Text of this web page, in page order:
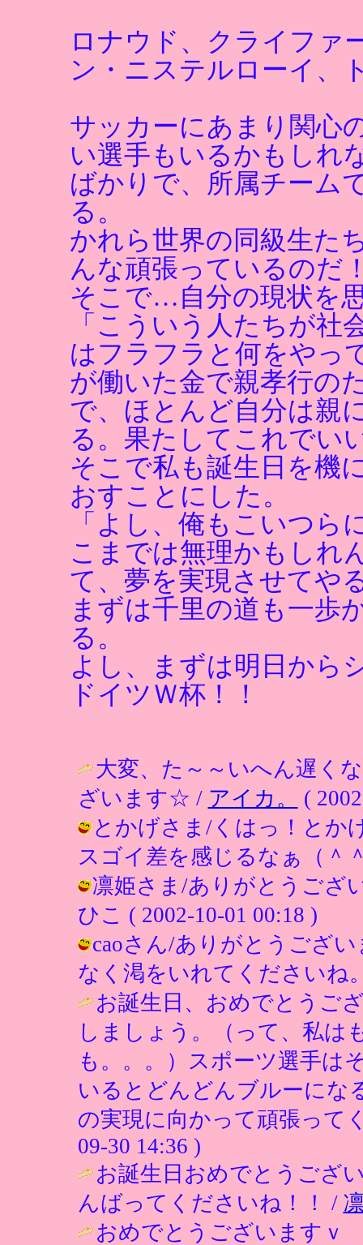
ロナウド、クライファ
ン・ニステルローイ、
サッカーにあまり関心
い選手もいるかもしれ
ばかりで、所属チーム
る。
かれら世界の同級生た
んな頑張っているのだ
そこで…自分の現状を
「こういう人たちが社
はフラフラと何をやっ
が働いた金で親孝行の
で、ほとんど自分は親
る。果たしてこれでい
そこで私も誕生日を機
おすことにした。
「よし、俺もこいつら
こまでは無理かもしれ
て、夢を実現させてや
まずは千里の道も一歩
る。
よし、まずは明日から
ドイツＷ杯！！
大変、た～～いへん遅く
ざいます☆ / アイカ。
(
とかげさま/くはっ！とか
スゴイ差を感じるなぁ（＾
凛姫さま/ありがとうござ
ひこ ( 2002-10-01 00:18 )
caoさん/ありがとうござ
なく渇をいれてくださいね
お誕生日、おめでとうご
しましょう。（って、私は
も。。。）スポーツ選手は
いるとどんどんブルーに
の実現に向かって頑張って
09-30 14:36 )
お誕生日おめでとうござ
んばってくださいね！！ /
おめでとうございますｖ